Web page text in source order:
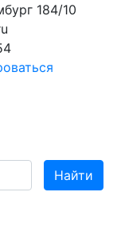
184/10